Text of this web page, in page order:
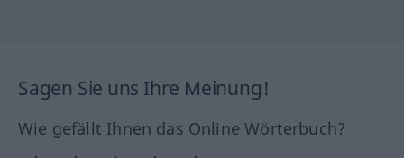
Sagen Sie uns Ihre Meinung!
Wie gefällt Ihnen das Online Wörterbuch?